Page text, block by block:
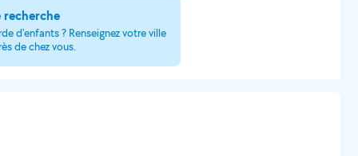
d'enfants ? Renseignez votre ville
de chez vous.